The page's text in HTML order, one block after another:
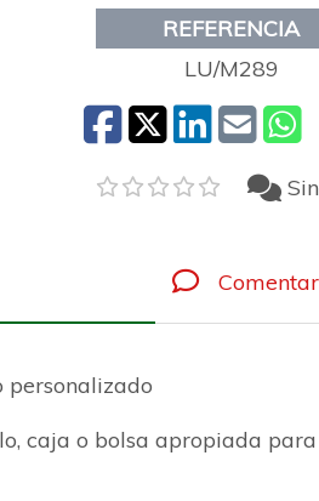
REFERENCIA
LU/M289
personalizado
caja o bolsa apropiada